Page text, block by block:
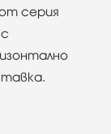
серия